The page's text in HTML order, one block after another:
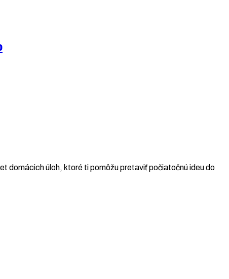
domácich úloh, ktoré ti pomôžu pretaviť počiatočnú ideu do